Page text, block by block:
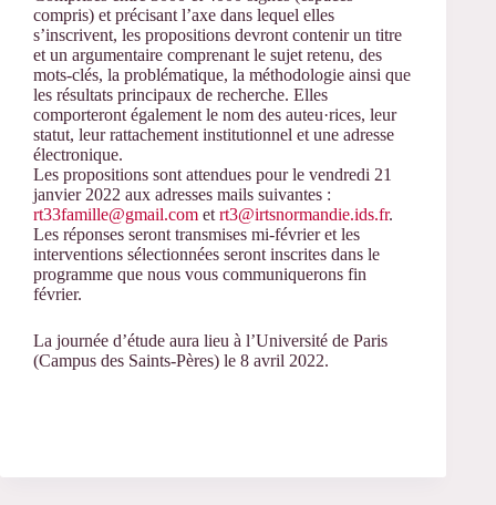
compris) et précisant l’axe dans lequel elles
s’inscrivent, les propositions devront contenir un titre
et un argumentaire comprenant le sujet retenu, des
mots-clés, la problématique, la méthodologie ainsi que
les résultats principaux de recherche. Elles
comporteront également le nom des auteu·rices, leur
statut, leur rattachement institutionnel et une adresse
électronique.
Les propositions sont attendues pour le vendredi 21
janvier 2022 aux adresses mails suivantes :
rt33famille@gmail.com et rt3@irtsnormandie.ids.fr.
Les réponses seront transmises mi-février et les
interventions sélectionnées seront inscrites dans le
programme que nous vous communiquerons fin
février.
La journée d’étude aura lieu à l’Université de Paris
(Campus des Saints-Pères) le 8 avril 2022.